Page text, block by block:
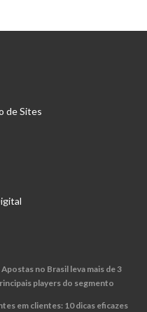
de Sites
no Brasil leva mais de 3
players do segmento
em clientes: 10 dicas eficazes